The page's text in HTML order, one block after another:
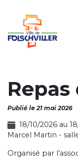
Publié le 21 mai 2026
18/10/2026 au
Marcel Martin -
Organisé par